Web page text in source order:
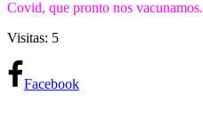
Covid, que pronto nos vacunamos.
Visitas: 5
Facebook